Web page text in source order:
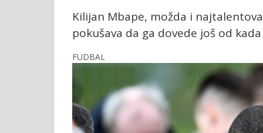
Kilijan Mbape, možda i
pokušava da ga dovede još od
FUDBAL